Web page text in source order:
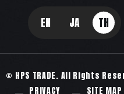
EN JA TH
© HPS TRADE. All Rights
PRIVACY
SITE MAP